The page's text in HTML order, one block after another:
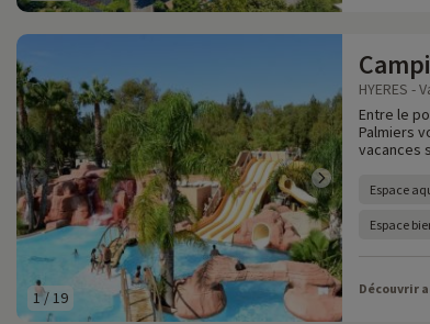
1/19
HYERES -
Entre le
Palmiers
vacances
Espace
Espace
Découvrir